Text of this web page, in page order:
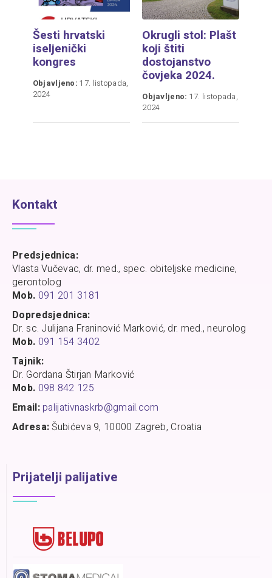
Šesti hrvatski
iseljenički
kongres
Objavljeno: 17. listopada,
2024
Okrugli stol: Plašt
koji štiti
dostojanstvo
čovjeka 2024.
Objavljeno: 17. listopada,
2024
Kontakt
Predsjednica:
Vlasta Vučevac, dr. med., spec. obiteljske medicine,
gerontolog
Mob. 091 201 3181
Dopredsjednica:
Dr. sc. Julijana Franinović Marković, dr. med., neurolog
Mob. 091 154 3402
Tajnik:
Dr. Gordana Štirjan Marković
Mob. 098 842 125
Email:palijativnaskrb@gmail.com
Adresa:Šubićeva 9, 10000 Zagreb, Croatia
Prijatelji palijative